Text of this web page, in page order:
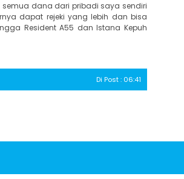
dana dari pribadi saya sendiri
dapat rejeki yang lebih dan bisa
Resident A55 dan Istana Kepuh
Di Post : 06:41